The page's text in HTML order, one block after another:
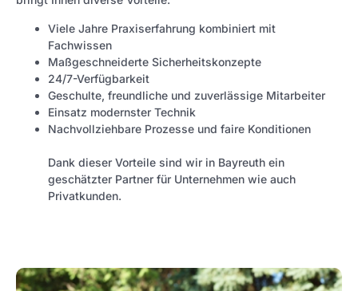
Viele Jahre Praxiserfahrung kombiniert mit
Fachwissen
Maßgeschneiderte Sicherheitskonzepte
24/7-Verfügbarkeit
Geschulte, freundliche und zuverlässige Mitarbeiter
Einsatz modernster Technik
Nachvollziehbare Prozesse und faire Konditionen
Dank dieser Vorteile sind wir in Bayreuth ein
geschätzter Partner für Unternehmen wie auch
Privatkunden.